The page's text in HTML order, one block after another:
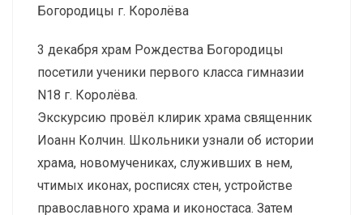
Богородицы г. Королёва
3 декабря храм Рождества Богородицы
посетили ученики первого класса гимназии
N18 г. Королёва.
Экскурсию провёл клирик храма священник
Иоанн Колчин. Школьники узнали об истории
храма, новомучениках, служивших в нем,
чтимых иконах, росписях стен, устройстве
православного храма и иконостаса. Затем